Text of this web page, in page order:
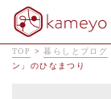
TOP > 暮らしとブログ
ン」のひなまつり